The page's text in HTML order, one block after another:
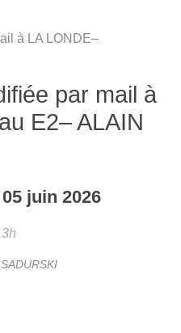
à LA LONDE–
par mail à
E2– ALAIN
05 juin 2026